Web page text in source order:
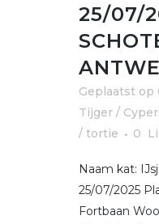
25/07/
Geplaatst op
Tijger /
/ tortie
0
Naam kat:
25/07/2025
Fortbaan